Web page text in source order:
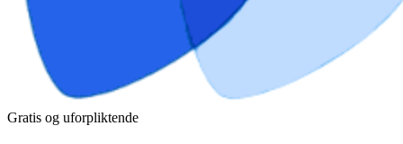
Gratis og uforpliktende